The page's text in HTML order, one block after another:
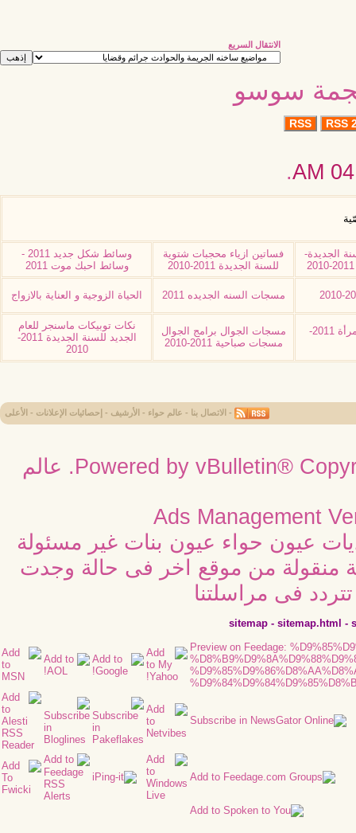
الانتقال السريع
سوسو
RSS RSS
.
الجديدة-
فساتين ازياء محجبات شتوية
للسنة الجديدة 2011-2010
وسائط شكل جديد 2011 -
وسائط احبك موت 2011
مسجات السنه الجديده 2011 الحياة الزوجية و العناية بالازواج
وظائف نسائية اعمال للمرأة 2011-
مسجات الجوال برامج الجوال
مسجات صباحية 2011-2010
نكات توبيكات ماسنجر للعام
الجديد للسنة الجديدة 2011-
2010
- الاتصال بنا - عالم حواء - الأرشيف - إحصائيات الإعلانات - الأعلى
Powered by vBulletin® عالم
Ads Management
عيون حواء عيون بنات غير مسئولة
منقولة من موقع اخر فى حالة وجدت
فى مراسلتنا
sitemap - sitemap.html -